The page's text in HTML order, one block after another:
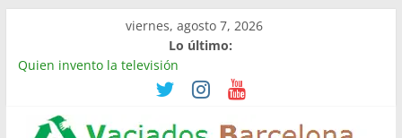
contenido
viernes, agosto 7, 2026
Lo último:
Quien invento la televisión
Limpieza de naves industriales en Barcelona | Retirada,
Vaciado de naves industriales en Rubí | Referencia